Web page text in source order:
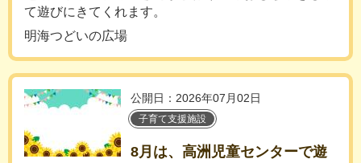
て遊びにきてくれます。
明海つどいの広場
公開日：2026年07月02日
子育て支援施設
8月は、高洲児童センターで遊